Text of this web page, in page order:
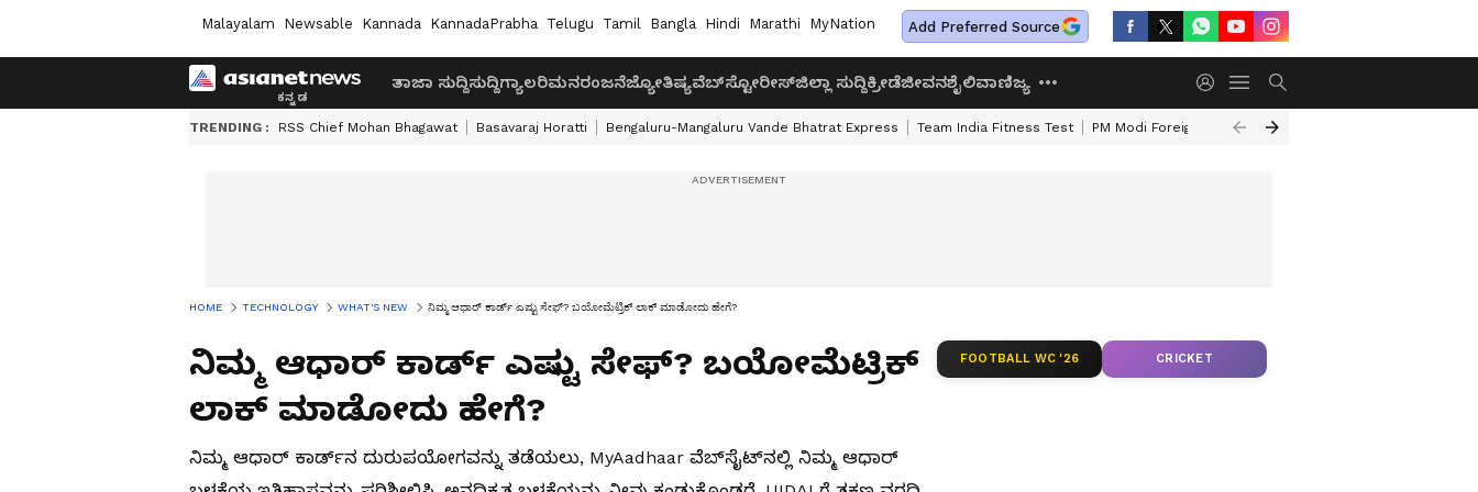
Malayalam Newsable Kannada KannadaPrabha Telugu Tamil Bangla Hindi Marathi MyNation Add Preferred Source
ತಾಜಾ ಸುದ್ದಿಸುದ್ದಿಗ್ಯಾಲರಿಮನರಂಜನೆಜ್ಯೋತಿಷ್ಯವೆಬ್‌ಸ್ಟೋರೀಸ್ಜಿಲ್ಲಾ ಸುದ್ದಿಕ್ರೀಡೆಜೀವನಶೈಲಿವಾಣಿಜ್ಯ
TRENDING : RSS Chief Mohan Bhagawat Basavaraj Horatti Bengaluru-Mangaluru Vande Bhatrat Express Team India Fitness Test PM Modi Foreign Travel Expenditure
HOME TECHNOLOGY WHAT'S NEW ನಿಮ್ಮ ಆಧಾರ್ ಕಾರ್ಡ್ ಎಷ್ಟು ಸೇಫ್? ಬಯೋಮೆಟ್ರಿಕ್ ಲಾಕ್ ಮಾಡೋದು ಹೇಗೆ?
ನಿಮ್ಮ ಆಧಾರ್ ಕಾರ್ಡ್ ಎಷ್ಟು ಸೇಫ್? ಬಯೋಮೆಟ್ರಿಕ್
ಲಾಕ್ ಮಾಡೋದು ಹೇಗೆ?
ನಿಮ್ಮ ಆಧಾರ್ ಕಾರ್ಡ್‌ನ ದುರುಪಯೋಗವನ್ನು ತಡೆಯಲು, MyAadhaar ವೆಬ್‌ಸೈಟ್‌ನಲ್ಲಿ ನಿಮ್ಮ ಆಧಾರ್
FOOTBALL WC '26 CRICKET